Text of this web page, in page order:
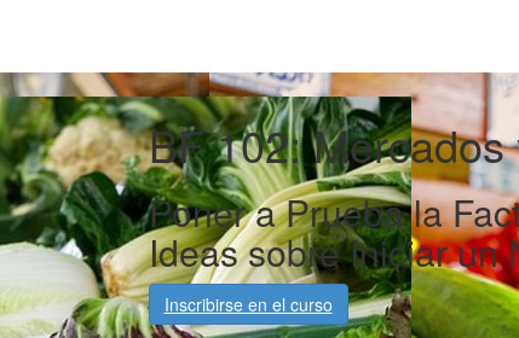
BF 102:
Poner a Prueba la
Ideas sobre Iniciar un
Inscribirse en el curso